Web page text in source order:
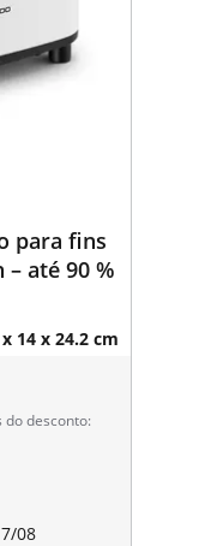
para fins
até 90 %
14 x 24.2 cm
do desconto:
08